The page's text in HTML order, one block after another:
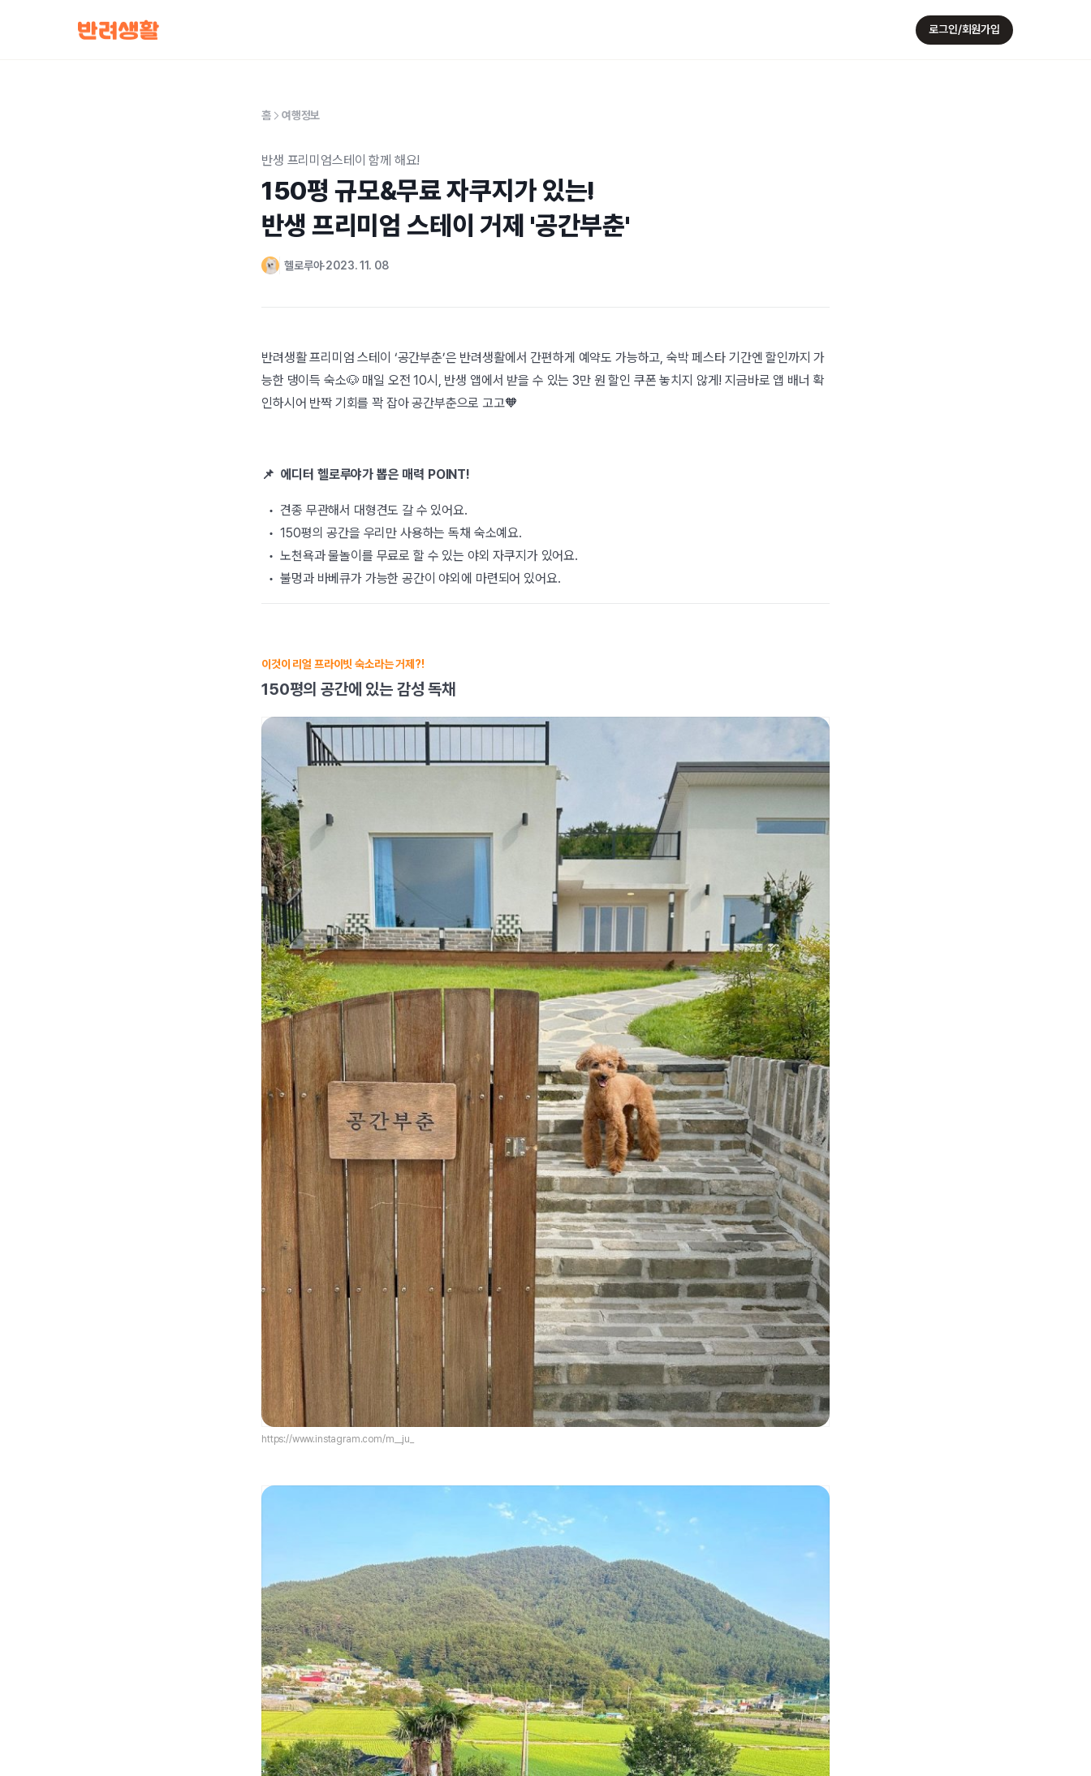
로그인/회원가입
홈 여행정보
반생 프리미엄스테이 함께 해요!
150평 규모&무료 자쿠지가 있는!
반생 프리미엄 스테이 거제 '공간부춘'
헬로루야 2023. 11. 08
반려생활 프리미엄 스테이 ‘공간부춘’은 반려생활에서 간편하게 예약도 가능하고, 숙박 페스타 기간엔 할인까지 가
능한 댕이득 숙소🐶 매일 오전 10시, 반생 앱에서 받을 수 있는 3만 원 할인 쿠폰 놓치지 않게! 지금바로 앱 배너 확
인하시어 반짝 기회를 꽉 잡아 공간부춘으로 고고🧡
📌 에디터 헬로루야가 뽑은 매력 POINT!
• 견종 무관해서 대형견도 갈 수 있어요.
• 150평의 공간을 우리만 사용하는 독채 숙소예요.
• 노천욕과 물놀이를 무료로 할 수 있는 야외 자쿠지가 있어요.
• 불멍과 바베큐가 가능한 공간이 야외에 마련되어 있어요.
이것이 리얼 프라이빗 숙소라는 거제?!
150평의 공간에 있는 감성 독채
https://www.instagram.com/m__ju_